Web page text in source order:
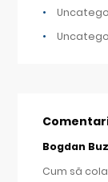
Bogdan
Cum să